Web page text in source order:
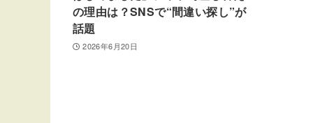
の理由は？SNSで“間違い探し”が
話題
2026年6月20日